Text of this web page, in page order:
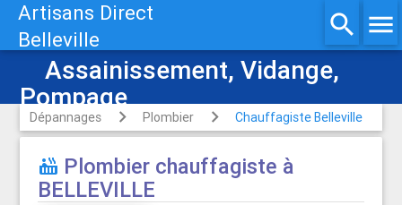
Artisans Direct
Belleville
search menu
Assainissement, Vidange,
Pompage
Dépannages Plombier Chauffagiste Belleville
 Plombier chauffagiste à
BELLEVILLE